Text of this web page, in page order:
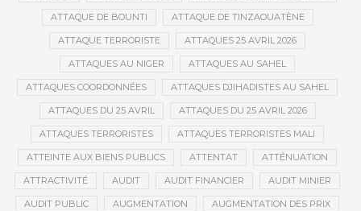
ATTAQUE DE BOUNTI ATTAQUE DE TINZAOUATÈNE
ATTAQUE TERRORISTE ATTAQUES 25 AVRIL 2026
ATTAQUES AU NIGER ATTAQUES AU SAHEL
ATTAQUES COORDONNÉES ATTAQUES DJIHADISTES AU SAHEL
ATTAQUES DU 25 AVRIL ATTAQUES DU 25 AVRIL 2026
ATTAQUES TERRORISTES ATTAQUES TERRORISTES MALI
ATTEINTE AUX BIENS PUBLICS ATTENTAT ATTÉNUATION
ATTRACTIVITÉ AUDIT AUDIT FINANCIER AUDIT MINIER
AUDIT PUBLIC AUGMENTATION AUGMENTATION DES PRIX